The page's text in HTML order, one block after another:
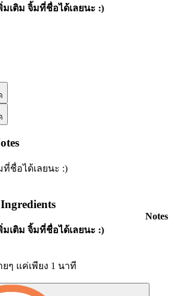
มเติม จิ้มที่ชื่อได้เลยนะ :)
ที่ชื่อได้เลยนะ :)
Ingredients
มเติม จิ้มที่ชื่อได้เลยนะ :)
Notes
ๆ แค่เพียง 1 นาที